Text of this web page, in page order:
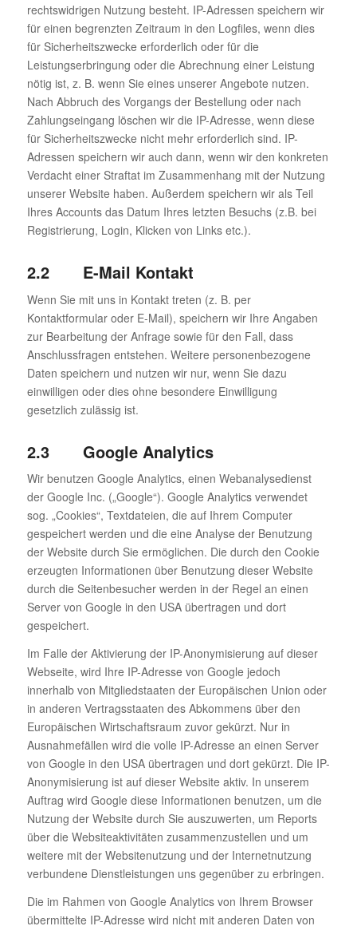
rechtswidrigen Nutzung besteht. IP-Adressen speichern wir
für einen begrenzten Zeitraum in den Logfiles, wenn dies
für Sicherheitszwecke erforderlich oder für die
Leistungserbringung oder die Abrechnung einer Leistung
nötig ist, z. B. wenn Sie eines unserer Angebote nutzen.
Nach Abbruch des Vorgangs der Bestellung oder nach
Zahlungseingang löschen wir die IP-Adresse, wenn diese
für Sicherheitszwecke nicht mehr erforderlich sind. IP-
Adressen speichern wir auch dann, wenn wir den konkreten
Verdacht einer Straftat im Zusammenhang mit der Nutzung
unserer Website haben. Außerdem speichern wir als Teil
Ihres Accounts das Datum Ihres letzten Besuchs (z.B. bei
Registrierung, Login, Klicken von Links etc.).
2.2 E-Mail Kontakt
Wenn Sie mit uns in Kontakt treten (z. B. per
Kontaktformular oder E-Mail), speichern wir Ihre Angaben
zur Bearbeitung der Anfrage sowie für den Fall, dass
Anschlussfragen entstehen. Weitere personenbezogene
Daten speichern und nutzen wir nur, wenn Sie dazu
einwilligen oder dies ohne besondere Einwilligung
gesetzlich zulässig ist.
2.3 Google Analytics
Wir benutzen Google Analytics, einen Webanalysedienst
der Google Inc. („Google“). Google Analytics verwendet
sog. „Cookies“, Textdateien, die auf Ihrem Computer
gespeichert werden und die eine Analyse der Benutzung
der Website durch Sie ermöglichen. Die durch den Cookie
erzeugten Informationen über Benutzung dieser Website
durch die Seitenbesucher werden in der Regel an einen
Server von Google in den USA übertragen und dort
gespeichert.
Im Falle der Aktivierung der IP-Anonymisierung auf dieser
Webseite, wird Ihre IP-Adresse von Google jedoch
innerhalb von Mitgliedstaaten der Europäischen Union oder
in anderen Vertragsstaaten des Abkommens über den
Europäischen Wirtschaftsraum zuvor gekürzt. Nur in
Ausnahmefällen wird die volle IP-Adresse an einen Server
von Google in den USA übertragen und dort gekürzt. Die IP-
Anonymisierung ist auf dieser Website aktiv. In unserem
Auftrag wird Google diese Informationen benutzen, um die
Nutzung der Website durch Sie auszuwerten, um Reports
über die Websiteaktivitäten zusammenzustellen und um
weitere mit der Websitenutzung und der Internetnutzung
verbundene Dienstleistungen uns gegenüber zu erbringen.
Die im Rahmen von Google Analytics von Ihrem Browser
übermittelte IP-Adresse wird nicht mit anderen Daten von